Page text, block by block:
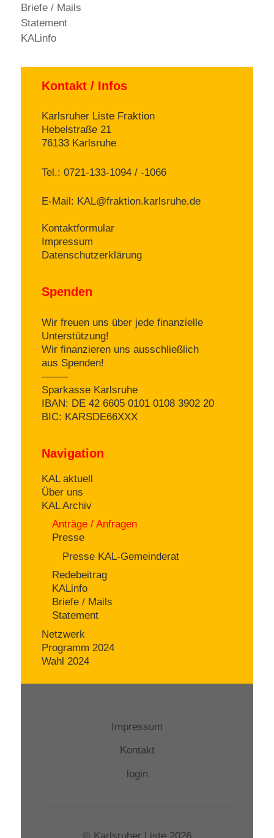
Briefe / Mails
Statement
KALinfo
Kontakt / Infos
Karlsruher Liste Fraktion
Hebelstraße 21
76133 Karlsruhe
Tel.: 0721-133-1094 / -1066
E-Mail: KAL@fraktion.karlsruhe.de
Kontaktformular
Impressum
Datenschutzerklärung
Spenden
Wir freuen uns über jede finanzielle
Unterstützung!
Wir finanzieren uns ausschließlich
aus Spenden!
——–
Sparkasse Karlsruhe
IBAN: DE 42 6605 0101 0108 3902 20
BIC: KARSDE66XXX
Navigation
KAL aktuell
Über uns
KAL Archiv
Anträge / Anfragen
Presse
Presse KAL-Gemeinderat
Redebeitrag
KALinfo
Briefe / Mails
Statement
Netzwerk
Programm 2024
Wahl 2024
Impressum
Kontakt
login